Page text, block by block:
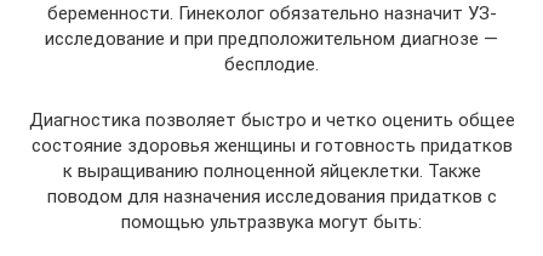
беременности. Гинеколог обязательно назначит УЗ-
исследование и при предположительном диагнозе —
бесплодие.
Диагностика позволяет быстро и четко оценить общее
состояние здоровья женщины и готовность придатков
к выращиванию полноценной яйцеклетки. Также
поводом для назначения исследования придатков с
помощью ультразвука могут быть: